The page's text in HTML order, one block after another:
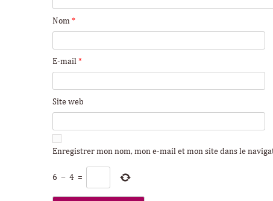
Nom *
E-mail *
Site web
Enregistrer mon nom, mon e-mail et mon site dans le
6 − 4 =